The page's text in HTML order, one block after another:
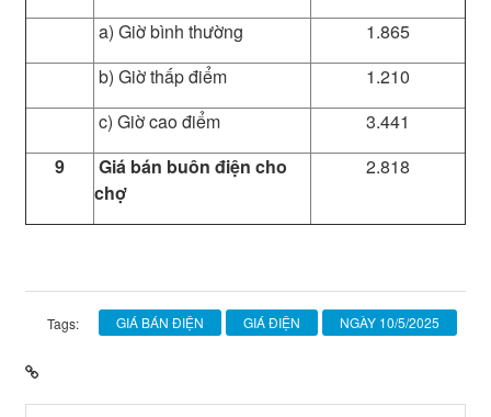
a) Giờ bình thường
1.865
b) Giờ thấp điểm
1.210
c) Giờ cao điểm
3.441
9
Giá bán buôn điện cho
chợ
2.818
Tags: GIÁ BÁN ĐIỆN GIÁ ĐIỆN NGÀY 10/5/2025